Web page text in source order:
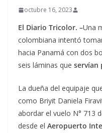
octubre 16, 2023
El Diario Tricolor. –Una
colombiana intentó
hacia Panamá con dos
seis láminas que servían
La dueña del equipaje
como Briyit Daniela
abordar el vuelo N° 713
desde el Aeropuerto